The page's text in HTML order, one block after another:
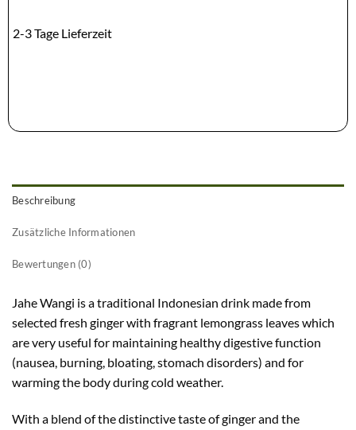
2-3 Tage Lieferzeit
Beschreibung
Zusätzliche Informationen
Bewertungen (0)
Jahe Wangi is a traditional Indonesian drink made from
selected fresh ginger with fragrant lemongrass leaves which
are very useful for maintaining healthy digestive function
(nausea, burning, bloating, stomach disorders) and for
warming the body during cold weather.
With a blend of the distinctive taste of ginger and the